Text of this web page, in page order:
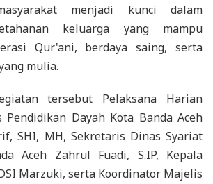
menjadi kunci dalam
keluarga yang mampu
Qur'ani, berdaya saing, serta
mulia.
tersebut Pelaksana Harian
Pendidikan Dayah Kota Banda Aceh
SHI, MH, Sekretaris Dinas Syariat
Aceh Zahrul Fuadi, S.IP, Kepala
Marzuki, serta Koordinator Majelis